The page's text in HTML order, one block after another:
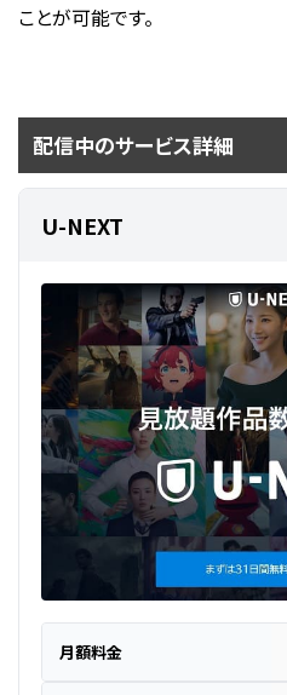
ことが可能です。
配信中のサービス詳細
U-NEXT
月額料金